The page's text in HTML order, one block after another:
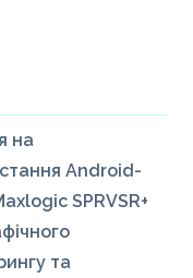
на
Android-
SPRVSR+
та